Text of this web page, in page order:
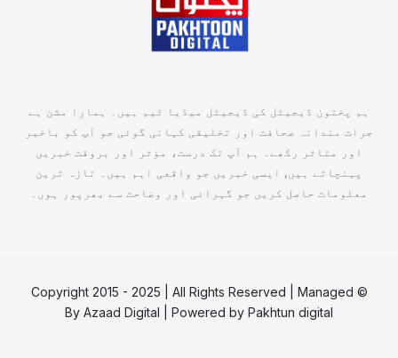
ہم پختون ڈیجیٹل کی ڈیجیٹل میڈیا ٹیم ہیں۔ ہمارا مشن ہے
جرات مندانہ صحافت اور تخلیقی کہانی گوئی جو آپ کو باخبر
اور متاثر رکھے۔ ہم آپ تک درست، مؤثر اور بروقت خبریں
پہنچاتے ہیں, ایسی خبریں جو واقعی اہم ہیں۔ تازہ ترین
معلومات حاصل کریں جو گہرائی اور وضاحت سے بھرپور ہوں۔
© Copyright 2015 - 2025 | All Rights Reserved | Managed
By Azaad Digital | Powered by Pakhtun digital